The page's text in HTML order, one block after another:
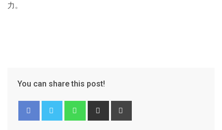
力。
You can share this post!